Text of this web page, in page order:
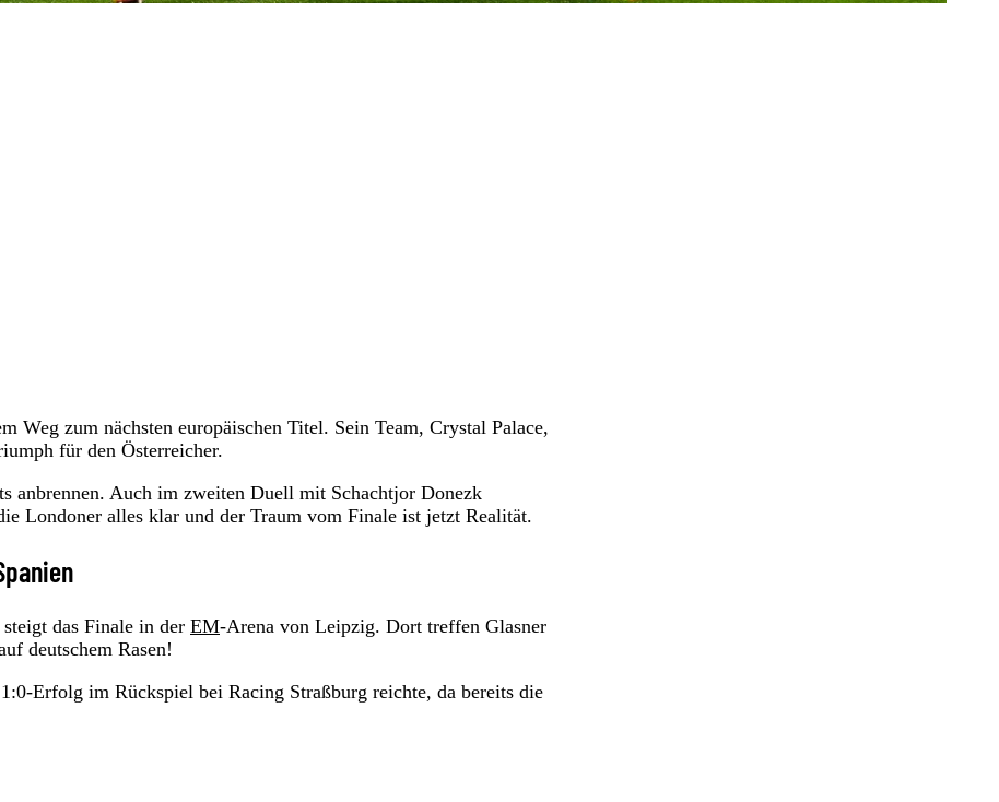
zum nächsten europäischen Titel. Sein Team, Crystal Palace,
für den Österreicher.
anbrennen. Auch im zweiten Duell mit Schachtjor Donezk
Londoner alles klar und der Traum vom Finale ist jetzt Realität.
das Finale in der EM-Arena von Leipzig. Dort treffen Glasner
deutschem Rasen!
Erfolg im Rückspiel bei Racing Straßburg reichte, da bereits die